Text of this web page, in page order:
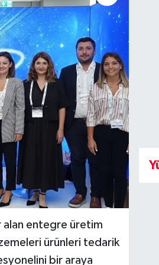
alan entegre üretim
ürünleri tedarik
bir araya